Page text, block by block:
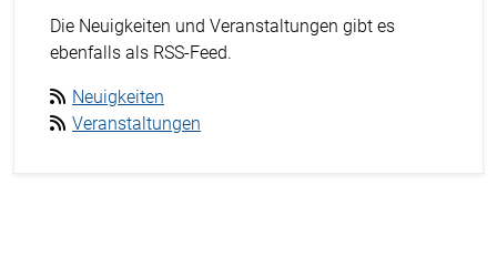
Die Neuigkeiten und Veranstaltungen gibt es
ebenfalls als RSS-Feed.
Neuigkeiten
Veranstaltungen